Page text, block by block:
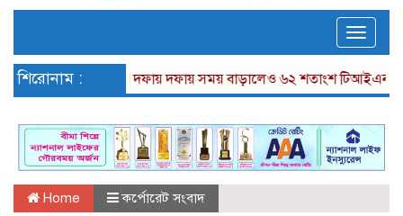
Toggle
শিরোনাম : দফায় দফায় সময় বাড়ালেও ৬২ শতাংশ টিআইএনধারী
Home কর্পোরেট সংবাদ